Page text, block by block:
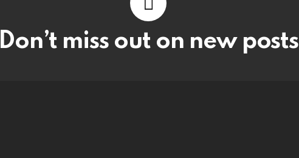
Don’t miss out on new posts